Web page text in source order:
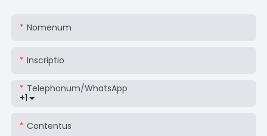
Nomenum
Inscriptio
+1
Telephonum/WhatsApp
Contentus